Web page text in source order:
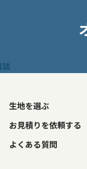
生地を選ぶ
お見積りを依頼する
よくある質問